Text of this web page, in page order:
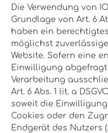
Die Verwendung von
Grundlage von Art. 6
haben ein
möglichst
Website. Sofern eine
Einwilligung
Verarbeitung
Art. 6 Abs. 1 lit. a
soweit die
Cookies oder den
Endgerät des Nutzers